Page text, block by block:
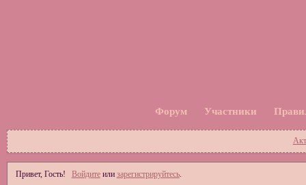
Форум Участники
Привет, Гость! Войдитеили зарегистрируйтесь.